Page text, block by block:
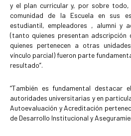
y el plan curricular y, por sobre
comunidad de la Escuela en sus
estudiantil, empleadores , alumni y
(tanto quienes presentan adscripción
quienes pertenecen a otras
vínculo parcial) fueron parte
resultado”.
“También es fundamental destacar
autoridades universitarias y en
Autoevaluación y Acreditación
de Desarrollo Institucional y